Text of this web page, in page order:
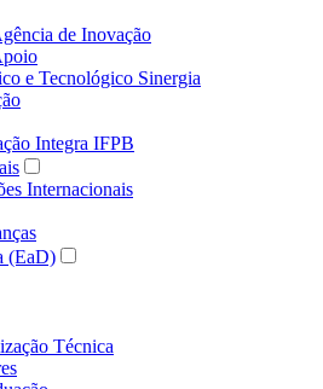
de Inovação
e Tecnológico Sinergia
Integra IFPB
Internacionais
(EaD)
Técnica